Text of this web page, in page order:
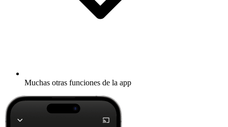
Muchas otras funciones de la app